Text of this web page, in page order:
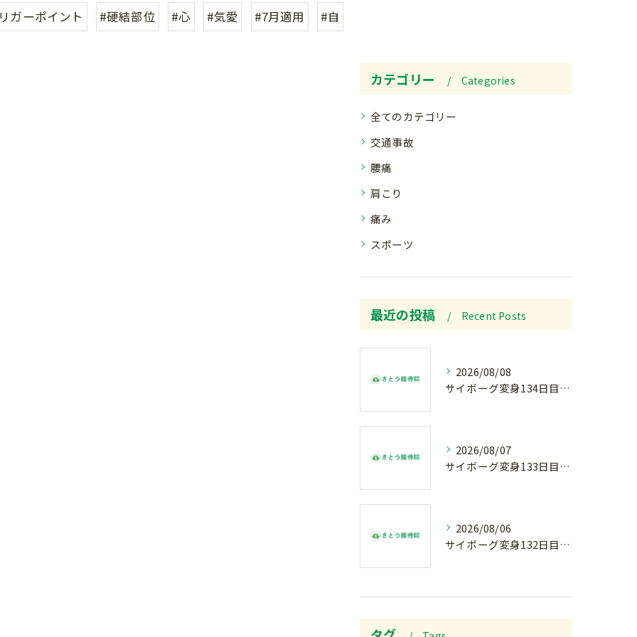
ガーポイント #硬結部位 #心 #気愛 #7月適用 #自
カテゴリー Categories
全てのカテゴリー
交通事故
腰痛
肩こり
痛み
スポーツ
最近の投稿 Recent Posts
2026/08/08
サイボーグ変身134日目.ゾロ目.お盆休み.甲子園.佐野日大.麦倉監督37年振り白星.柔道インターハイ.2歳ダリア賞.GⅢ.エルムS. GⅢ.レパードS. GⅢ.CBC賞.応援印…土曜の朝〜
2026/08/07
サイボーグ変身133日目.広島.原爆.81年.インターハイ初日.金曜の朝〜
2026/08/06
サイボーグ変身132日目.お知らせ.和歌山.インターハイ.柔道開幕…木曜の朝〜